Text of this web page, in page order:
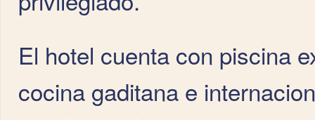
El hotel cuenta con piscina
cocina gaditana e